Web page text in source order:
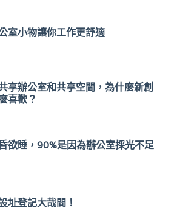
室小物讓你工作更舒適
享辦公室和共享空間，為什麼新創
喜歡？
欲睡，90%是因為辦公室採光不足
址登記大哉問！